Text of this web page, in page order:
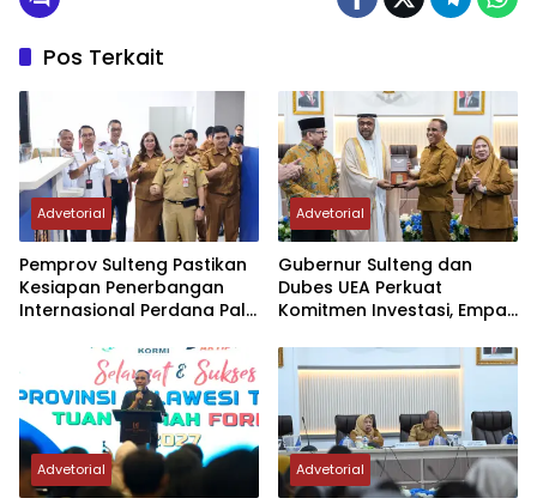
Pos Terkait
Advetorial
Pemprov Sulteng Pastikan
Kesiapan Penerbangan
Internasional Perdana Palu
Advetorial
Gubernur Sulteng dan
Dubes UEA Perkuat
Komitmen Investasi, Empat
Advetorial Advetorial